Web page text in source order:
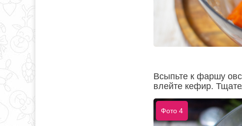
Всыпьте к фаршу
влейте кефир.
Фото 4